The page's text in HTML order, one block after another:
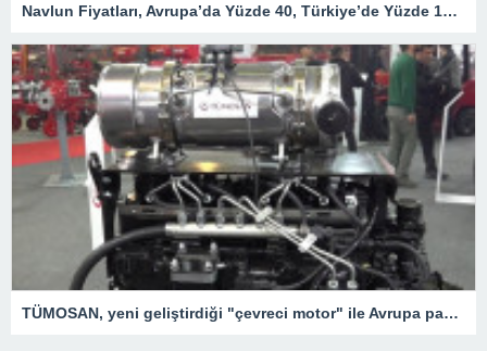
Navlun Fiyatları, Avrupa’da Yüzde 40, Türkiye’de Yüzde 107 Arttı – Ekonomi
TÜMOSAN, yeni geliştirdiği "çevreci motor" ile Avrupa pazarında hızla büyümeyi hedefliyor